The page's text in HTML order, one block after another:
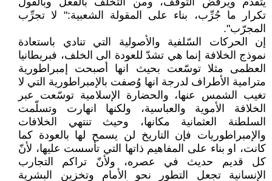
تكرار ما جُرِّب، بناء على المقولة الشعبية:" لا تجرِّب
المجرّب".
إن الحركات السّلفية والأصولية التي تنادي باستعادة
نموذج الخلافة إنما هي تشدّ للعودة الى الخلف، فبريطانيا
العظمى مثلا توسّعت بحيث انها أصبحت إمبراطورية
مترامية الأطراف لدرجة انها وُصفت بالإمبراطورية التي لا
تغيب الشمس عنها، والحضارة الإسلامية توسّعت عبر
الخلافة الأموية والعباسية، ولكنها انهارت وتسلّمت
السلطنة العثمانية مكانها، وحيث تنتهي الخلافات
والإمبراطوريات فإن التاريخ لن يسمح لها بالعودة كما
كانت، او بناء على المفاهيم ذاتها التي تأسست عليها، لأنّ
كل قديم حديث في عصره، ولأنّ تراكم التجارب
الإنسانية تجعل التطور نحو الأمام وتخزين البشرية